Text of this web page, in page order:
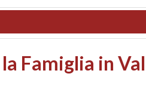
sul
e occupazione